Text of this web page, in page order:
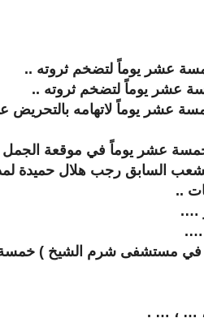
عشر يوماً لتضخم ثروته ..
عشر يوماً لتضخم ثروته ..
عشر يوماً لاتهامه بالتحريض
خمسة عشر يوماً في موقعة
السابق رجب هلال حميدة
..
….
….
في مستشفى شرم الشيخ )
، … ، … .